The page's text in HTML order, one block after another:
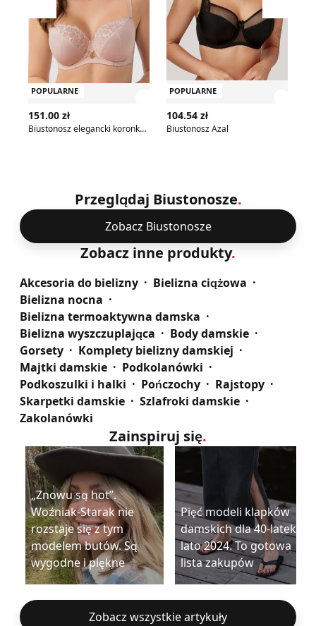
Przesuń w lewo
POPULARNE
151.00 zł
Biustonosz elegancki koronkowy Gorsenia
POPULARNE
104.54 zł
Biustonosz Azal
Przeglądaj Biustonosze.
Zobacz Biustonosze
Zobacz inne produkty.
Akcesoria do bielizny
Bielizna ciążowa
Bielizna nocna
Bielizna termoaktywna damska
Bielizna wyszczuplająca
Body damskie
Gorsety
Komplety bielizny damskiej
Majtki damskie
Podkolanówki
Podkoszulki i halki
Pończochy
Rajstopy
Skarpetki damskie
Szlafroki damskie
Zakolanówki
Zainspiruj się.
„Znowu są hot”.
Woźniak-Starak nie
rozstaje się z tym
modelem butów. Są
wygodne i piękne
Pięć modeli klapków
damskich dla 40-latek na
lato 2024. To gotowa
lista zakupów
Zobacz wszystkie artykuły